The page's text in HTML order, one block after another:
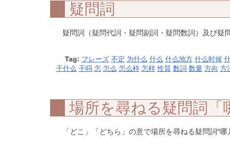
疑問詞
疑問詞（疑問代詞・疑問副詞・疑問数詞）及び疑
Tag: フレーズ 不定 为什么 什么 什么地方 什么时候
干什么 干吗 怎 怎么 怎么样 怎样 性質 数詞 数量 方向 方
場所を尋ねる疑問詞「
「どこ」「どちら」の意で場所を尋ねる疑問詞“哪